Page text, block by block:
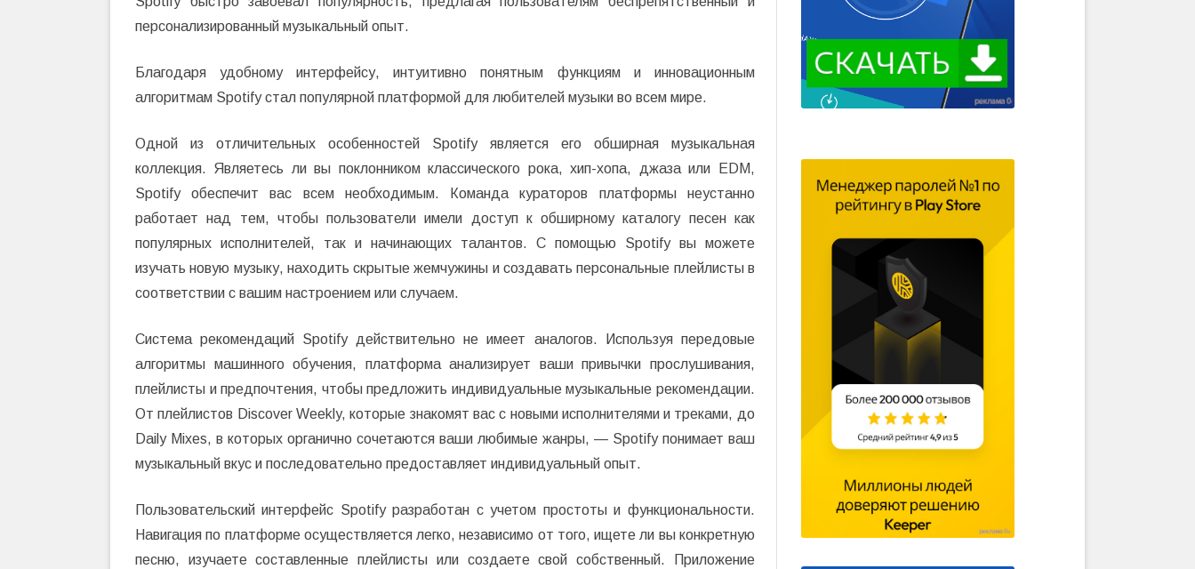
персонализированный музыкальный опыт.
Благодаря удобному интерфейсу, интуитивно понятным функциям и инновационным
алгоритмам Spotify стал популярной платформой для любителей музыки во всем мире.
Одной из отличительных особенностей Spotify является его обширная музыкальная
коллекция. Являетесь ли вы поклонником классического рока, хип-хопа, джаза или EDM,
Spotify обеспечит вас всем необходимым. Команда кураторов платформы неустанно
работает над тем, чтобы пользователи имели доступ к обширному каталогу песен как
популярных исполнителей, так и начинающих талантов. С помощью Spotify вы можете
изучать новую музыку, находить скрытые жемчужины и создавать персональные плейлисты в
соответствии с вашим настроением или случаем.
Система рекомендаций Spotify действительно не имеет аналогов. Используя передовые
алгоритмы машинного обучения, платформа анализирует ваши привычки прослушивания,
плейлисты и предпочтения, чтобы предложить индивидуальные музыкальные рекомендации.
От плейлистов Discover Weekly, которые знакомят вас с новыми исполнителями и треками, до
Daily Mixes, в которых органично сочетаются ваши любимые жанры, — Spotify понимает ваш
музыкальный вкус и последовательно предоставляет индивидуальный опыт.
Пользовательский интерфейс Spotify разработан с учетом простоты и функциональности.
Навигация по платформе осуществляется легко, независимо от того, ищете ли вы конкретную
песню, изучаете составленные плейлисты или создаете свой собственный. Приложение